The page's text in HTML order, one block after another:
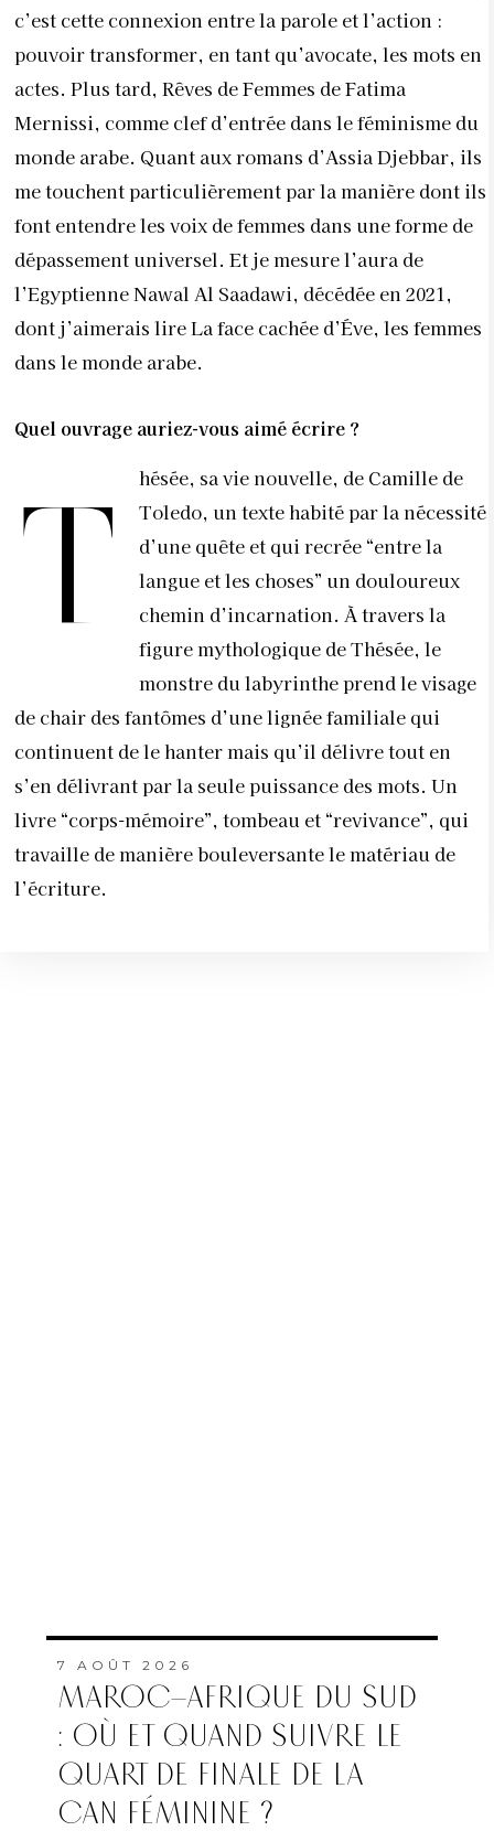
c’est cette connexion entre la parole et l’action :
pouvoir transformer, en tant qu’avocate, les mots en
actes. Plus tard, Rêves de Femmes de Fatima
Mernissi, comme clef d’entrée dans le féminisme du
monde arabe. Quant aux romans d’Assia Djebbar, ils
me touchent particulièrement par la manière dont ils
font entendre les voix de femmes dans une forme de
dépassement universel. Et je mesure l’aura de
l’Egyptienne Nawal Al Saadawi, décédée en 2021,
dont j’aimerais lire La face cachée d’Éve, les femmes
dans le monde arabe.
Quel ouvrage auriez-vous aimé écrire ?
T
hésée, sa vie nouvelle, de Camille de
Toledo, un texte habité par la nécessité
d’une quête et qui recrée “entre la
langue et les choses” un douloureux
chemin d’incarnation. À travers la
figure mythologique de Thésée, le
monstre du labyrinthe prend le visage
de chair des fantômes d’une lignée familiale qui
continuent de le hanter mais qu’il délivre tout en
s’en délivrant par la seule puissance des mots. Un
livre “corps-mémoire”, tombeau et “revivance”, qui
travaille de manière bouleversante le matériau de
l’écriture.
7 AOÛT 2026
MAROC–AFRIQUE DU SUD
: OÙ ET QUAND SUIVRE LE
QUART DE FINALE DE LA
CAN FÉMININE ?